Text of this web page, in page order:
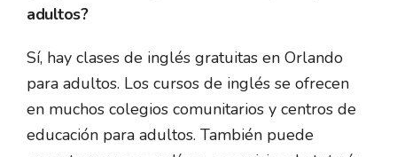
adultos?
Sí, hay clases de inglés gratuitas en Orlando
para adultos. Los cursos de inglés se ofrecen
en muchos colegios comunitarios y centros de
educación para adultos. También puede